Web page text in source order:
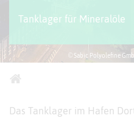
© Sabic Polyolefine
Tanklager für Mineralöle
Das Tanklager im Hafen